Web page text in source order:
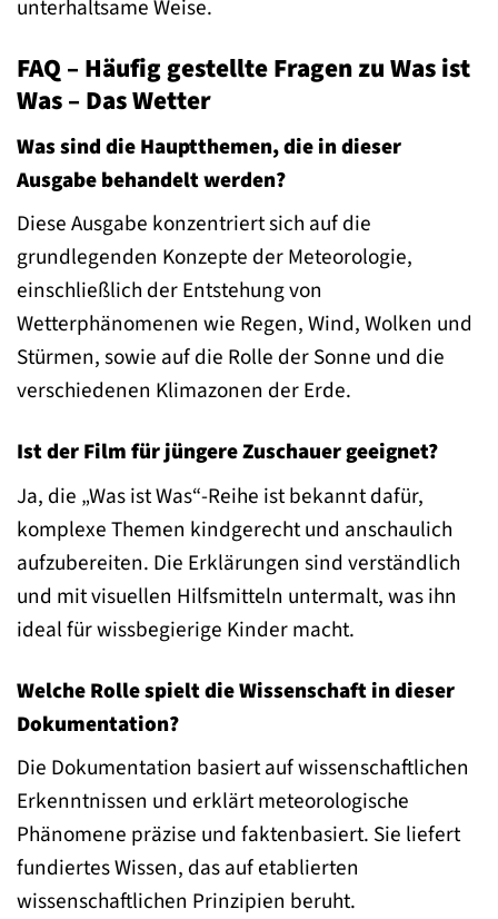
unterhaltsame Weise.
FAQ – Häufig gestellte Fragen zu Was ist
Was – Das Wetter
Was sind die Hauptthemen, die in dieser
Ausgabe behandelt werden?
Diese Ausgabe konzentriert sich auf die
grundlegenden Konzepte der Meteorologie,
einschließlich der Entstehung von
Wetterphänomenen wie Regen, Wind, Wolken und
Stürmen, sowie auf die Rolle der Sonne und die
verschiedenen Klimazonen der Erde.
Ist der Film für jüngere Zuschauer geeignet?
Ja, die „Was ist Was“-Reihe ist bekannt dafür,
komplexe Themen kindgerecht und anschaulich
aufzubereiten. Die Erklärungen sind verständlich
und mit visuellen Hilfsmitteln untermalt, was ihn
ideal für wissbegierige Kinder macht.
Welche Rolle spielt die Wissenschaft in dieser
Dokumentation?
Die Dokumentation basiert auf wissenschaftlichen
Erkenntnissen und erklärt meteorologische
Phänomene präzise und faktenbasiert. Sie liefert
fundiertes Wissen, das auf etablierten
wissenschaftlichen Prinzipien beruht.